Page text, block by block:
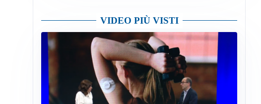
VIDEO PIÙ VISTI